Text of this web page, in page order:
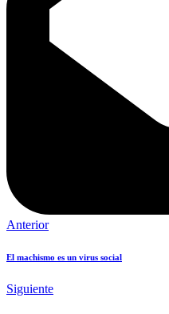
Anterior
El machismo es un virus social
Siguiente